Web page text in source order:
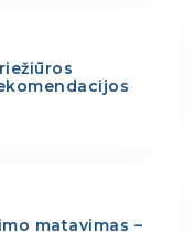
matavimas –